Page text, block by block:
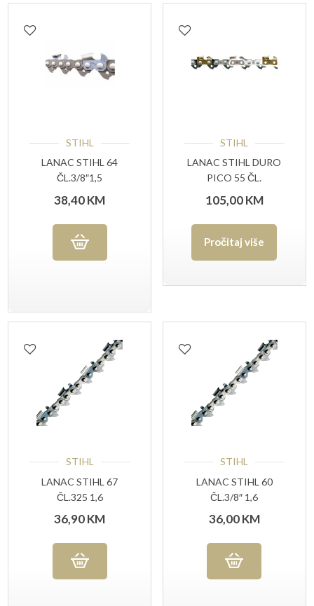
STIHL
LANAC STIHL 64
ČL.3/8″1,5
38,40KM
STIHL
LANAC STIHL DURO
PICO 55 ČL.
105,00KM
Pročitaj više
STIHL
LANAC STIHL 67
ČL.325 1,6
36,90KM
STIHL
LANAC STIHL 60
ČL.3/8″ 1,6
36,00KM